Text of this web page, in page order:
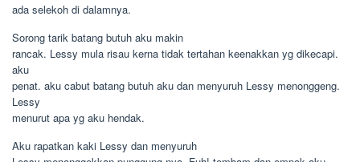
ada selekoh di dalamnya.
Sorong tarik batang butuh aku makin
rancak. Lessy mula risau kerna tidak tertahan keenakkan yg dikecapi.
aku
penat. aku cabut batang butuh aku dan menyuruh Lessy menonggeng.
Lessy
menurut apa yg aku hendak.
Aku rapatkan kaki Lessy dan menyuruh